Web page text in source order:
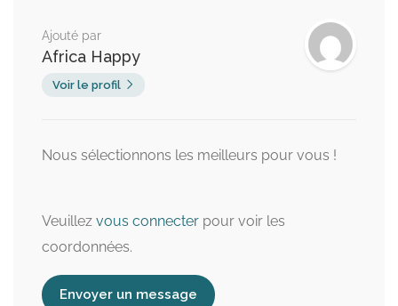
Ajouté par
Africa Happy
Voir le profil
Nous sélectionnons les meilleurs pour vous !
Veuillez vous connecter pour voir les
coordonnées.
Envoyer un message